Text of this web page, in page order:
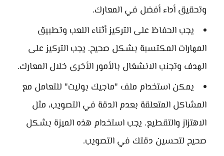
وتحقيق أداء أفضل في المعارك.
يجب الحفاظ على التركيز أثناء اللعب وتطبيق
المهارات المكتسبة بشكل صحيح. يجب التركيز على
الهدف وتجنب الانشغال بالأمور الأخرى خلال المعارك.
يمكن استخدام ملف "ماجيك بوليت" للتعامل مع
المشاكل المتعلقة بعدم الدقة في التصويب، مثل
الاهتزاز والتقطيع. يجب استخدام هذه الميزة بشكل
صحيح لتحسين دقتك في التصويب.